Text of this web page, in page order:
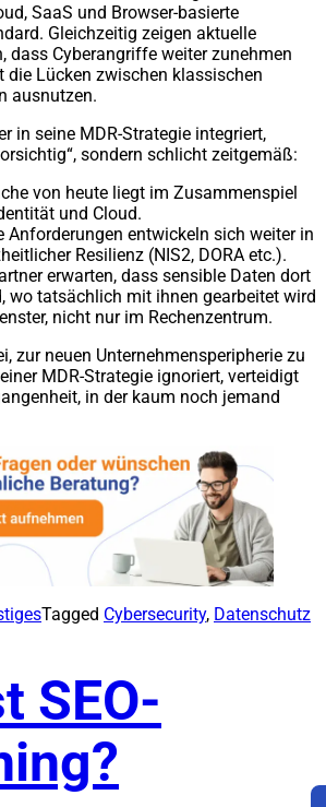
SaaS und Browser-basierte
Gleichzeitig zeigen aktuelle
dass Cyberangriffe weiter zunehmen
die Lücken zwischen klassischen
ausnutzen.
in seine MDR-Strategie integriert,
sondern schlicht zeitgemäß:
von heute liegt im Zusammenspiel
und Cloud.
Anforderungen entwickeln sich weiter in
Resilienz (NIS2, DORA etc.).
erwarten, dass sensible Daten dort
wo tatsächlich mit ihnen gearbeitet wird
nicht nur im Rechenzentrum.
zur neuen Unternehmensperipherie zu
MDR-Strategie ignoriert, verteidigt
in der kaum noch jemand
Tagged Cybersecurity, Datenschutz
SEO-